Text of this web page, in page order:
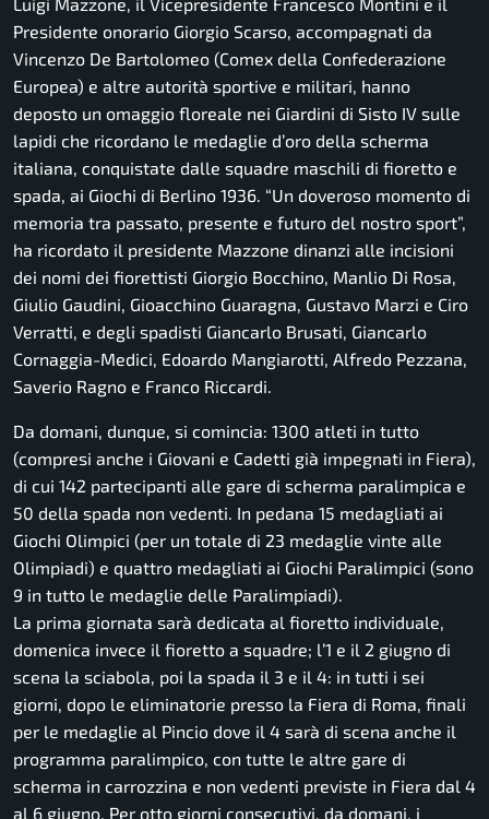
Presidente onorario Giorgio Scarso, accompagnati da
Vincenzo De Bartolomeo (Comex della Confederazione
Europea) e altre autorità sportive e militari, hanno
deposto un omaggio floreale nei Giardini di Sisto IV sulle
lapidi che ricordano le medaglie d’oro della scherma
italiana, conquistate dalle squadre maschili di fioretto e
spada, ai Giochi di Berlino 1936. “Un doveroso momento di
memoria tra passato, presente e futuro del nostro sport”,
ha ricordato il presidente Mazzone dinanzi alle incisioni
dei nomi dei fiorettisti Giorgio Bocchino, Manlio Di Rosa,
Giulio Gaudini, Gioacchino Guaragna, Gustavo Marzi e Ciro
Verratti, e degli spadisti Giancarlo Brusati, Giancarlo
Cornaggia-Medici, Edoardo Mangiarotti, Alfredo Pezzana,
Saverio Ragno e Franco Riccardi.
Da domani, dunque, si comincia: 1300 atleti in tutto
(compresi anche i Giovani e Cadetti già impegnati in Fiera),
di cui 142 partecipanti alle gare di scherma paralimpica e
50 della spada non vedenti. In pedana 15 medagliati ai
Giochi Olimpici (per un totale di 23 medaglie vinte alle
Olimpiadi) e quattro medagliati ai Giochi Paralimpici (sono
9 in tutto le medaglie delle Paralimpiadi).
La prima giornata sarà dedicata al fioretto individuale,
domenica invece il fioretto a squadre; l’1 e il 2 giugno di
scena la sciabola, poi la spada il 3 e il 4: in tutti i sei
giorni, dopo le eliminatorie presso la Fiera di Roma, finali
per le medaglie al Pincio dove il 4 sarà di scena anche il
programma paralimpico, con tutte le altre gare di
scherma in carrozzina e non vedenti previste in Fiera dal 4
al 6 giugno. Per otto giorni consecutivi, da domani, i